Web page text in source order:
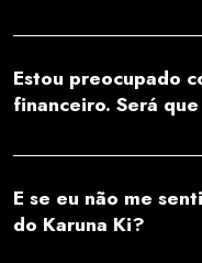
Estou preocupado
financeiro. Será
E se eu não me
do Karuna Ki?